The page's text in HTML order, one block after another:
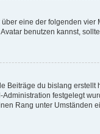
eine der folgenden
benutzen kannst,
Beiträge du bislang
festgelegt
Rang unter Umständen